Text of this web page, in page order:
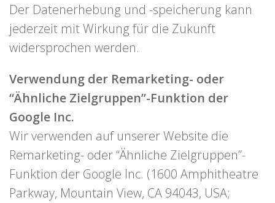
Der Datenerhebung und -speicherung kann
jederzeit mit Wirkung für die Zukunft
widersprochen werden.
Verwendung der Remarketing- oder
“Ähnliche Zielgruppen”-Funktion der
Google Inc.
Wir verwenden auf unserer Website die
Remarketing- oder “Ähnliche Zielgruppen”-
Funktion der Google Inc. (1600 Amphitheatre
Parkway, Mountain View, CA 94043, USA;